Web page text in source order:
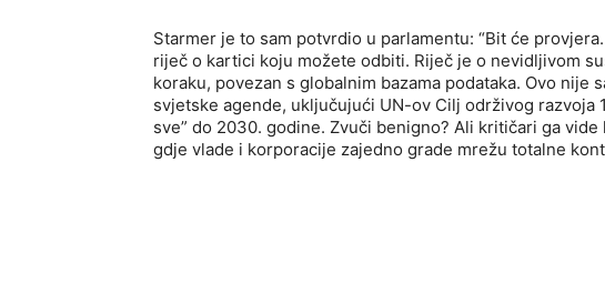
Starmer je to sam potvrdio u parlamentu: “Bit će
riječ o kartici koju možete odbiti. Riječ je o nevidljivom
koraku, povezan s globalnim bazama podataka. Ovo nije
svjetske agende, uključujući UN-ov Cilj održivog razvoja
sve” do 2030. godine. Zvuči benigno? Ali kritičari ga
gdje vlade i korporacije zajedno grade mrežu totalne